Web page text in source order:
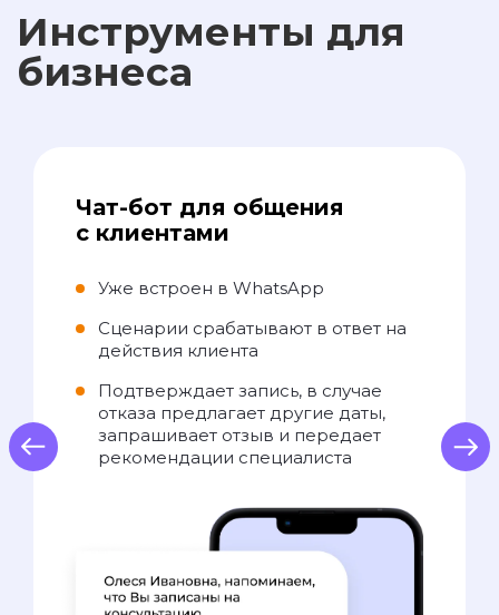
Инструменты для
бизнеса
Чат-бот для общения
с клиентами
Уже встроен в WhatsApp
Сценарии срабатывают в ответ на
действия клиента
Подтверждает запись, в случае
отказа предлагает другие даты,
запрашивает отзыв и передает
рекомендации специалиста